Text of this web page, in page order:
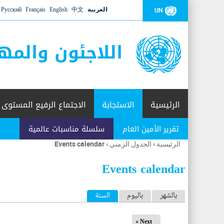
UN العربية 中文
English
Français
Русский
اللاجئون
الرئيسية الاستجابة
تقرير الأمين العام سلسلة مناسبات عالمية
الاجتماع الرفيع المستوى
أنت
هنا
الرئيسية › الجدول الزمني ›
Events calendar
Events calendar
ا بالشهر باليوم السنة (علامة التبويب النشطة)